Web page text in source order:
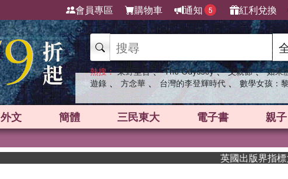
會員專區 購物車 通知 5 紅利兌換
熱搜： 東野圭吾 、 The Odyssey 、 父親節 、 如果
遊錄 、 方念華 、 台灣的李登輝時代 、 數學女孩：
外文 簡體 三民東大 電子書 親子
英國出版界指標大